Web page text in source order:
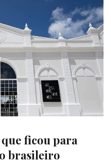
que ficou para
brasileiro